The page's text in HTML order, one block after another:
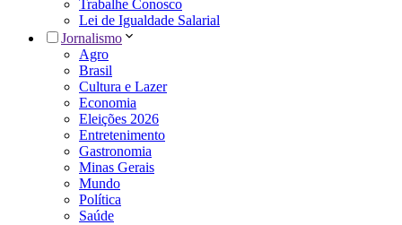
Trabalhe Conosco
Lei de Igualdade Salarial
Jornalismo
Agro
Brasil
Cultura e Lazer
Economia
Eleições 2026
Entretenimento
Gastronomia
Minas Gerais
Mundo
Política
Saúde